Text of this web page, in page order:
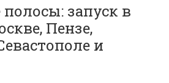
запуск в
Пензе,
и